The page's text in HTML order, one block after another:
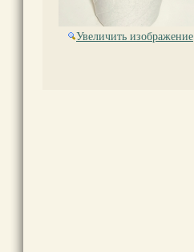
Увеличить изображение